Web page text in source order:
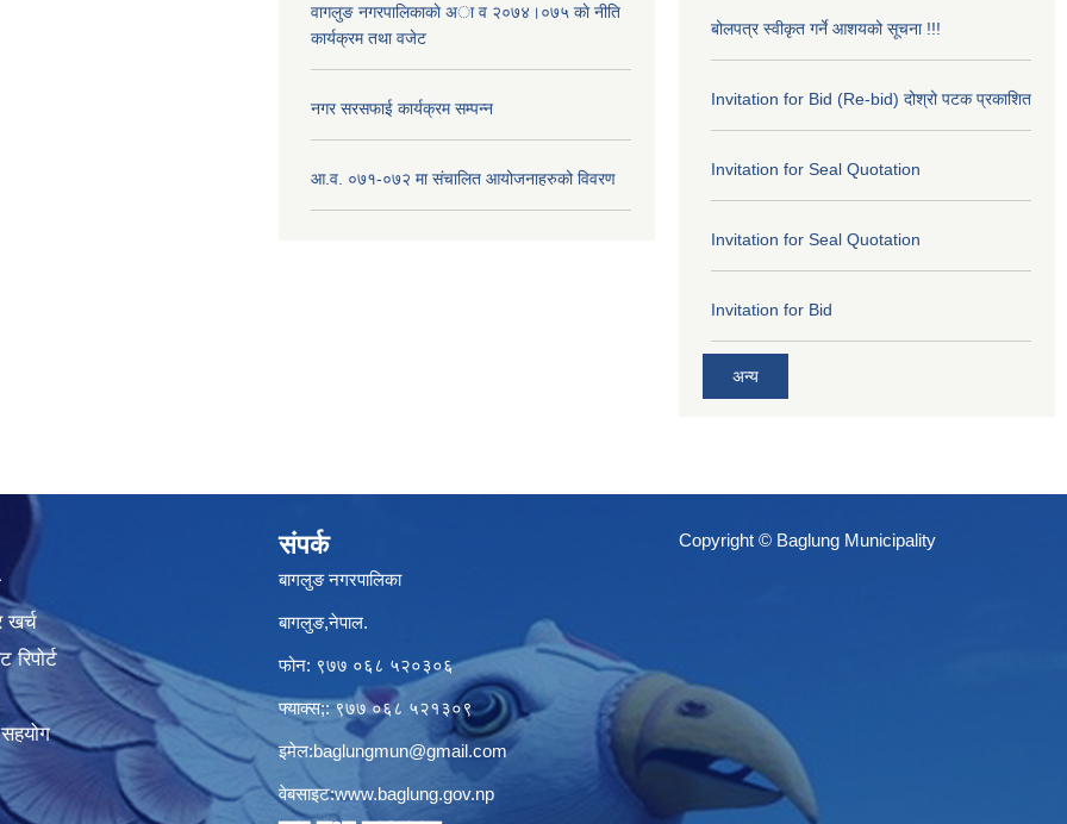
वागलुङ नगरपालिकाकाे अा‍ व २०७४।०७५ काे नीति
कार्यक्रम तथा वजेट
नगर सरसफाई कार्यक्रम सम्पन्न
आ.व. ०७१-०७२ मा संचालित आयोजनाहरुको विवरण
बोलपत्र स्वीकृत गर्ने आशयको सूचना !!!
Invitation for Bid (Re-bid) दोश्रो पटक प्रकाशित
Invitation for Seal Quotation
Invitation for Seal Quotation
Invitation for Bid
अन्य
खर्च
संपर्क
बागलुङ नगरपालिका
बागलुङ,नेपाल.
फोन: ९७७ ०६८ ५२०३०६
फ्याक्स;: ९७७ ०६८ ५२१३०९
इमेल:baglungmun@gmail.com
वेबसाइट:www.baglung.gov.np
Copyright © Baglung Municipality